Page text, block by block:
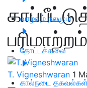
வாழ்வும் நலமும்
தோட்டக்கலை
கால்நடை தகவல்கள்
பரிமாற்றம்
T. Vigneshwaran 1